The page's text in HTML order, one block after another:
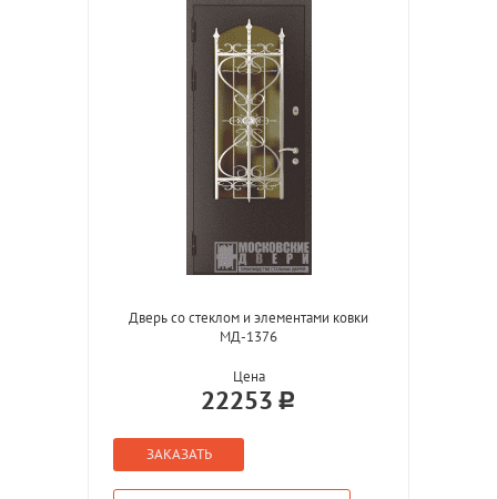
Дверь со стеклом и элементами ковки
МД-1376
Цена
22253
ЗАКАЗАТЬ